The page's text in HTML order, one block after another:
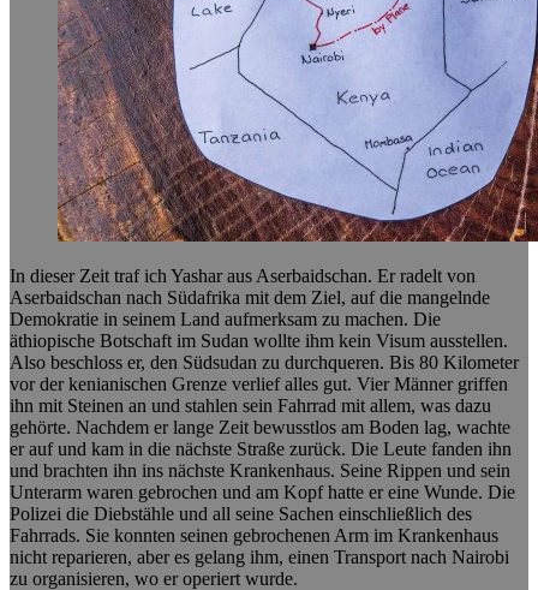
In dieser Zeit traf ich Yashar aus Aserbaidschan. Er radelt von
Aserbaidschan nach Südafrika mit dem Ziel, auf die mangelnde
Demokratie in seinem Land aufmerksam zu machen. Die
äthiopische Botschaft im Sudan wollte ihm kein Visum ausstellen.
Also beschloss er, den Südsudan zu durchqueren. Bis 80 Kilometer
vor der kenianischen Grenze verlief alles gut. Vier Männer griffen
ihn mit Steinen an und stahlen sein Fahrrad mit allem, was dazu
gehörte. Nachdem er lange Zeit bewusstlos am Boden lag, wachte
er auf und kam in die nächste Straße zurück. Die Leute fanden ihn
und brachten ihn ins nächste Krankenhaus. Seine Rippen und sein
Unterarm waren gebrochen und am Kopf hatte er eine Wunde. Die
Polizei die Diebstähle und all seine Sachen einschließlich des
Fahrrads. Sie konnten seinen gebrochenen Arm im Krankenhaus
nicht reparieren, aber es gelang ihm, einen Transport nach Nairobi
zu organisieren, wo er operiert wurde.